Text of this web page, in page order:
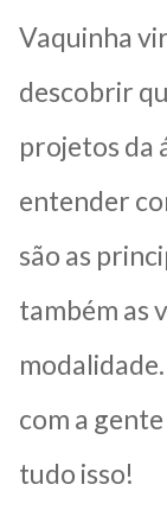
Vaquinha
descobrir
projetos da
entender
são as
também as
com a
tudo isso!